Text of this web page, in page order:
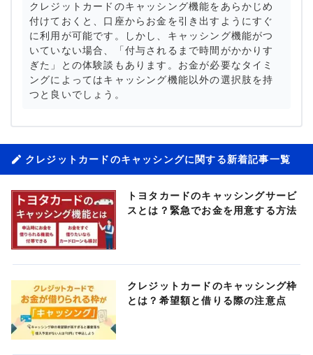
クレジットカードのキャッシング機能をあらかじめ
付けておくと、口座からお金を引き出すようにすぐ
に利用が可能です。しかし、キャッシング機能がつ
いていない場合、「付与されるまで時間がかかりす
ぎた」との体験談もあります。お金が必要なタイミ
ングによってはキャッシング機能以外の選択肢を持
つと良いでしょう。
クレジットカードのキャッシングに関する新着記事一覧
トヨタカードのキャッシングサービ
スとは？緊急でお金を用意する方法
クレジットカードのキャッシング枠
とは？希望額と借りる際の注意点